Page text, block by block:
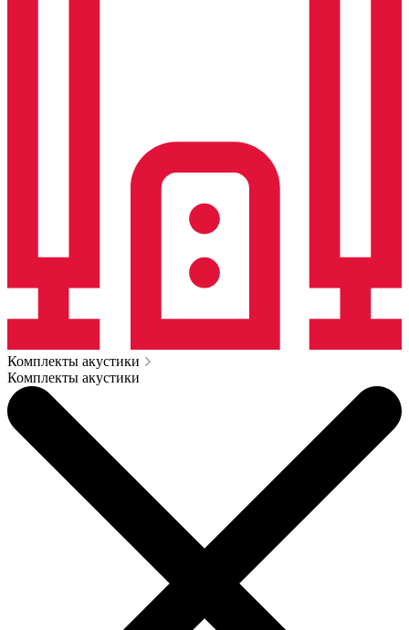
Комплекты акустики
Комплекты акустики